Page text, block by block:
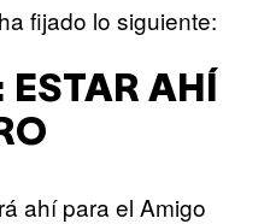
fijado lo siguiente:
AHÍ
ahí para el Amigo